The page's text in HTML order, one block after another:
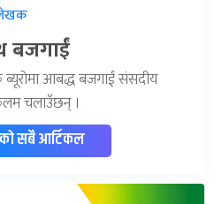
बजगाईं
आबद्ध बजगाईं संसदीय
चलाउँछन् ।
सबै आर्टिकल